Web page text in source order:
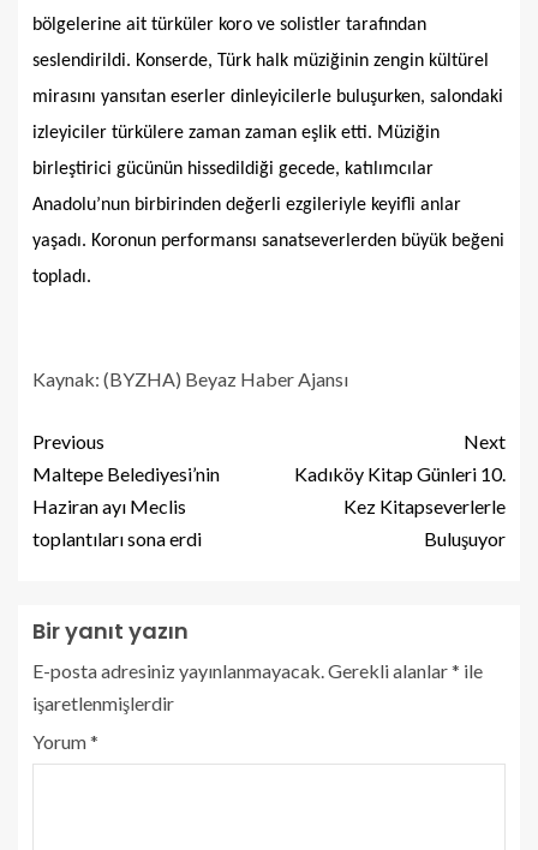
bölgelerine ait türküler koro ve solistler tarafından
seslendirildi. Konserde, Türk halk müziğinin zengin kültürel
mirasını yansıtan eserler dinleyicilerle buluşurken, salondaki
izleyiciler türkülere zaman zaman eşlik etti. Müziğin
birleştirici gücünün hissedildiği gecede, katılımcılar
Anadolu’nun birbirinden değerli ezgileriyle keyifli anlar
yaşadı. Koronun performansı sanatseverlerden büyük beğeni
topladı.
Kaynak: (BYZHA) Beyaz Haber Ajansı
Previous
Maltepe Belediyesi’nin
Haziran ayı Meclis
toplantıları sona erdi
Next
Kadıköy Kitap Günleri 10.
Kez Kitapseverlerle
Buluşuyor
Bir yanıt yazın
E-posta adresiniz yayınlanmayacak. Gerekli alanlar* ile
işaretlenmişlerdir
Yorum*